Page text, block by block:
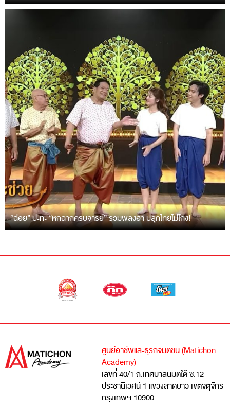
“ฉ่อย” ปะทะ “หกฉากครับจารย์” รวมพลังฮา ปลุกไทยไม่โกง!
ศูนย์อาชีพและธุรกิจมติชน (Matichon
Academy)
เลขที่ 40/1 ถ.เทศบาลนิมิตใต้ ซ.12
ประชานิเวศน์ 1 แขวงลาดยาว เขตจตุจักร
กรุงเทพฯ 10900